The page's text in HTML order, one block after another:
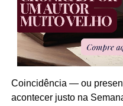
Coincidência — ou
acontecer justo na